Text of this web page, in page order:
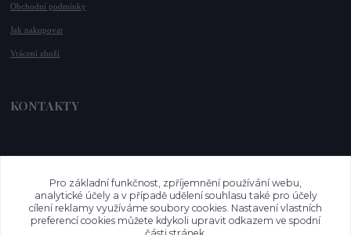
Obchodní podmínky
Jak nakupovat
Vrácení zboží
KONTAKTY
📞 +420 732 779 508
www.vysnenekabelky.cz
Pro základní funkčnost, zpříjemnění používání webu,
analytické účely a v případě udělení souhlasu také pro účely
cílení reklamy využíváme soubory cookies. Nastavení vlastních
preferencí cookies můžete kdykoli upravit odkazem ve spodní